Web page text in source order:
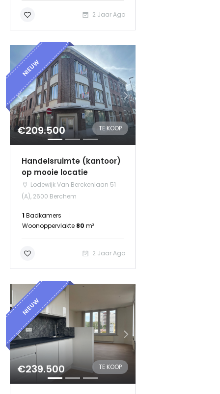
2 Jaar Ago
NIEUW
€209.500 TE KOOP
Handelsruimte (kantoor)
op mooie locatie
Lodewijk Van Berckenlaan 51
(A), 2600 Berchem
1 Badkamers
Woonoppervlakte 80 m²
2 Jaar Ago
NIEUW
€239.500 TE KOOP